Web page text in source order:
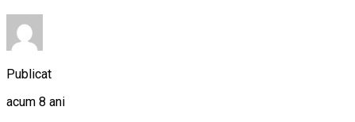
Publicat
acum 8 ani